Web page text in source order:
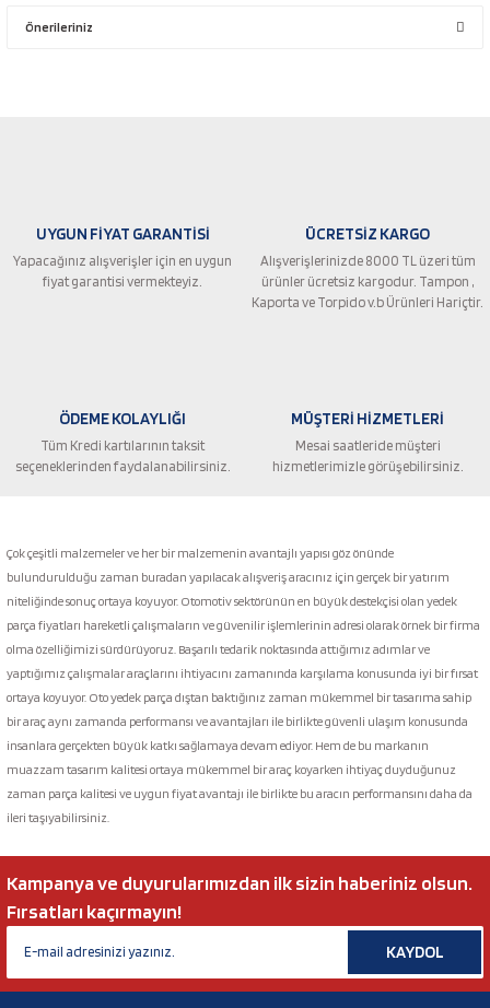
Önerileriniz
Ürün açıklamasında eksik bilgiler bulunuyor.
Ürün bilgilerinde hatalar bulunuyor.
Ürün fiyatı diğer sitelerden daha pahalı.
Gönder
UYGUN FİYAT GARANTİSİ
Yapacağınız alışverişler için en uygun
fiyat garantisi vermekteyiz.
ÜCRETSİZ KARGO
Alışverişlerinizde 8000 TL üzeri tüm
ürünler ücretsiz kargodur. Tampon ,
Kaporta ve Torpido v.b Ürünleri Hariçtir.
ÖDEME KOLAYLIĞI
Tüm Kredi kartılarının taksit
seçeneklerinden faydalanabilirsiniz.
MÜŞTERİ HİZMETLERİ
Mesai saatleride müşteri
hizmetlerimizle görüşebilirsiniz.
Çok çeşitli malzemeler ve her bir malzemenin avantajlı yapısı göz önünde
bulundurulduğu zaman buradan yapılacak alışveriş aracınız için gerçek bir yatırım
niteliğinde sonuç ortaya koyuyor. Otomotiv sektörünün en büyük destekçisi olan yedek
parça fiyatları hareketli çalışmaların ve güvenilir işlemlerinin adresi olarak örnek bir firma
olma özelliğimizi sürdürüyoruz. Başarılı tedarik noktasında attığımız adımlar ve
yaptığımız çalışmalar araçlarını ihtiyacını zamanında karşılama konusunda iyi bir fırsat
ortaya koyuyor. Oto yedek parça dıştan baktığınız zaman mükemmel bir tasarıma sahip
bir araç aynı zamanda performansı ve avantajları ile birlikte güvenli ulaşım konusunda
insanlara gerçekten büyük katkı sağlamaya devam ediyor. Hem de bu markanın
muazzam tasarım kalitesi ortaya mükemmel bir araç koyarken ihtiyaç duyduğunuz
zaman parça kalitesi ve uygun fiyat avantajı ile birlikte bu aracın performansını daha da
ileri taşıyabilirsiniz.
Kampanya ve duyurularımızdan ilk sizin haberiniz olsun.
Fırsatları kaçırmayın!
KAYDOL